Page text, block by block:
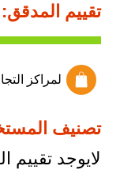
تقييم المدقق:
لمراكز
تصنيف
لايوجد تقييم